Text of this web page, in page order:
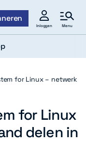
Inloggen Menu
for Linux – netwerk
for Linux
delen in